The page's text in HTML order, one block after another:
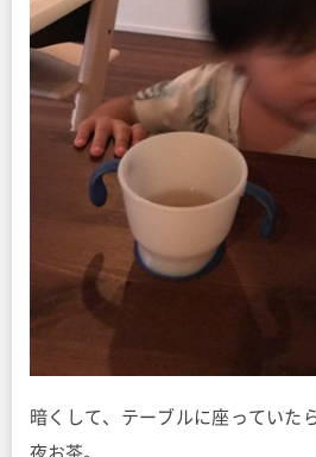
暗くして、テーブルに座っていた
夜お茶。